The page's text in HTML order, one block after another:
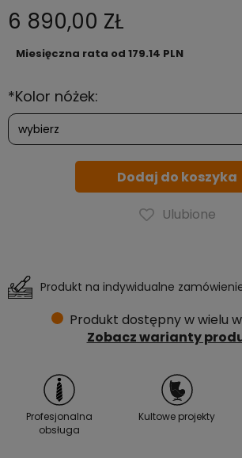
6 890,00 ZŁ
Miesięczna rata od 179.14 PLN
*Kolor nóżek:
Dodaj do koszyka
Ulubione
Produkt na indywidualne
Produkt dostępny w wielu
Zobacz warianty
Profesjonalna
obsługa
Kultowe projekty